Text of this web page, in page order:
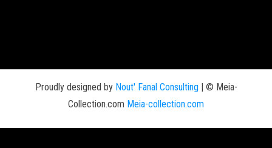
Proudly designed by Nout' Fanal Consulting | © Meia-
Collection.com Meia-collection.com